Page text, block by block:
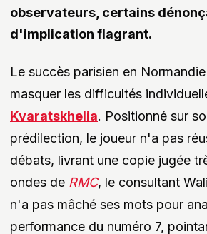
observateurs, certains
d'implication flagrant.
Le succès parisien en
masquer les difficultés
Kvaratskhelia. Positionné sur
prédilection, le joueur n'a pas
débats, livrant une copie jugée
ondes de RMC, le consultant
n'a pas mâché ses mots pour
performance du numéro 7,